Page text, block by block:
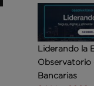
Liderando la
Observatorio
Bancarias